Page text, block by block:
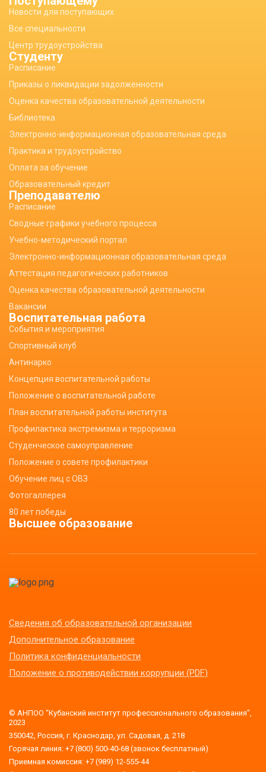
Новости для поступающих
Все специальности
Центр трудоустройства
Студенту
Расписание
Приказы о ликвидации задолженности
Оценка качества образовательной деятельности
Библиотека
Электронно-информационная образовательная среда
Практика и трудоустройство
Оплата за обучение
Образовательный кредит
Преподавателю
Расписание
Сводные графики учебного процесса
Учебно-методический портал
Электронно-информационная образовательная среда
Аттестация педагогических работников
Оценка качества образовательной деятельности
Вакансии
Воспитательная работа
События и мероприятия
Спортивный клуб
Антинарко
Концепция воспитательной работы
Положение о воспитательной работе
План воспитательной работы института
Профилактика экстремизма и терроризма
Студенческое самоуправление
Положение о совете профилактики
Обучение лиц с ОВЗ
Фотогаллерея
80 лет победы
Высшее образование
Сведения об образовательной организации
Дополнительное образование
Политика конфиденциальности
Положение о противодействии коррупции (PDF)
© АНПОО “Кубанский институт профессионального образования”,
2023
350042, Россия, г. Краснодар, ул. Садовая, д. 218
Горячая линия: +7 (800) 500-40-68 (звонок бесплатный)
Приемная комиссия: +7 (989) 12-555-44